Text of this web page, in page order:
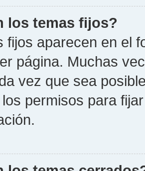
los temas fijos?
fijos aparecen en el
página. Muchas
vez que sea
permisos para